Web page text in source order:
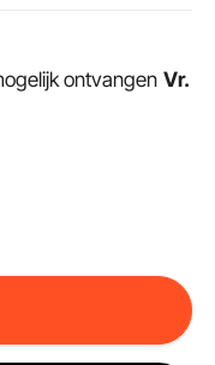
ontvangen Vr.